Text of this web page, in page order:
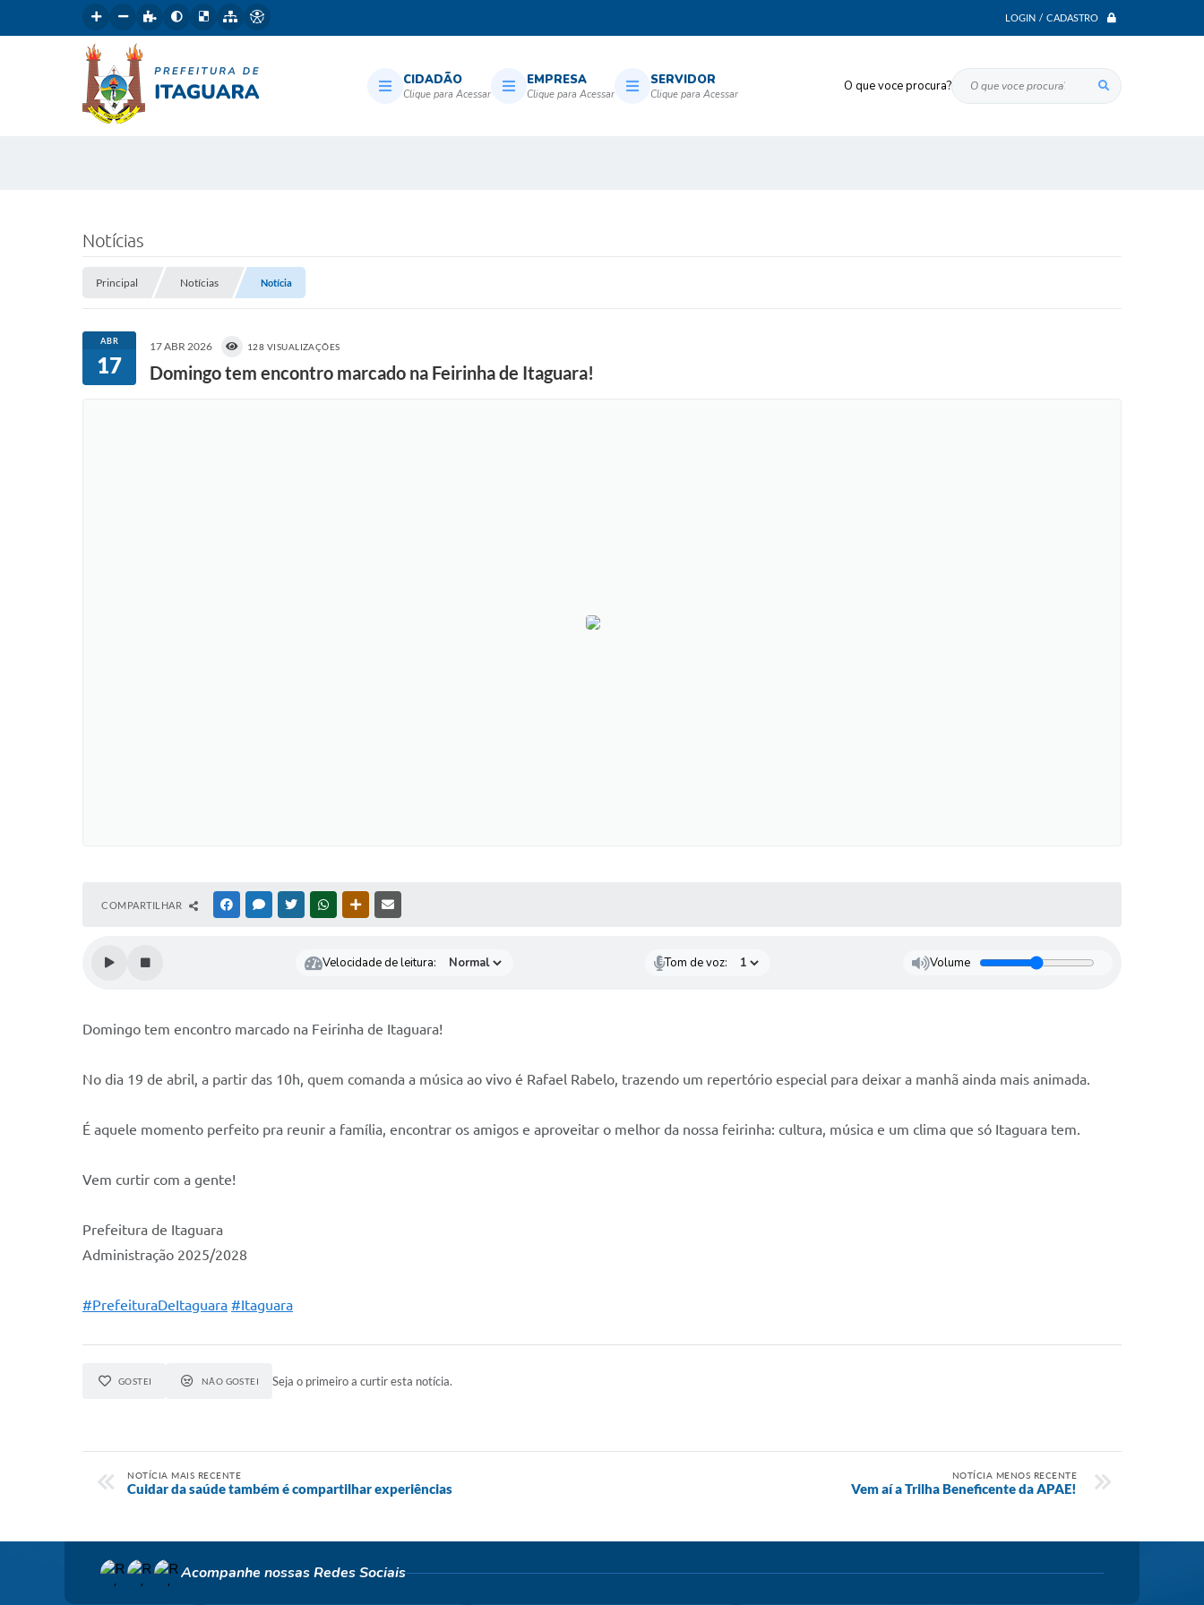
LOGIN / CADASTRO
O que voce procura?
CIDADÃO EMPRESA SERVIDOR
Notícias
Principal Notícias Notícia
ABR
17
17 ABR 2026 128 VISUALIZAÇÕES
Domingo tem encontro marcado na Feirinha de Itaguara!
COMPARTILHAR FACEBOOKMESSENGER
TWITTERWHATSAPPOUTRAS MÍDIAS
Velocidade de leitura: Tom de voz: Volume
Domingo tem encontro marcado na Feirinha de Itaguara!
No dia 19 de abril, a partir das 10h, quem comanda a música ao vivo é Rafael Rabelo, trazendo um repertório especial para deixar a manhã ainda mais animada.
É aquele momento perfeito pra reunir a família, encontrar os amigos e aproveitar o melhor da nossa feirinha: cultura, música e um clima que só Itaguara tem.
Vem curtir com a gente!
Prefeitura de Itaguara
Administração 2025/2028
#PrefeituraDeItaguara #Itaguara
GOSTEI NÃO GOSTEI Seja o primeiro a curtir esta notícia.
NOTÍCIA MAIS RECENTE
Cuidar da saúde também é compartilhar experiências
NOTÍCIA MENOS RECENTE
Vem aí a Trilha Beneficente da APAE!
Acompanhe nossas Redes Sociais